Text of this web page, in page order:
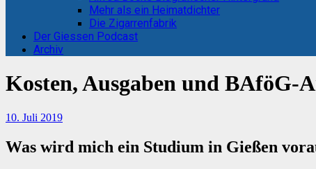
Mehr als ein Heimatdichter
Die Zigarrenfabrik
Der Giessen Podcast
Archiv
Kosten, Ausgaben und BAföG-
10. Juli 2019
Was wird mich ein Studium in Gießen